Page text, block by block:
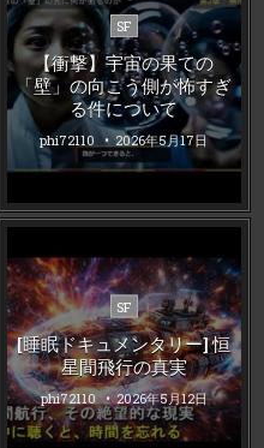
Posted
in
SF
【衝撃】宇宙の果ての
「壁」の向こう側が怖すぎ
る件について
phi72110 2026年5月17日
Posted
in
SF
[睡眠ドキュメンタリー] 恒
星間飛行の真実
phi72110 2026年5月12日